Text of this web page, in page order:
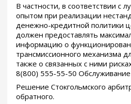
В частности, в соответствии с
опытом при реализации
денежно-кредитной политики
должен предоставлять
информацию о
трансмиссионного механизма
также о связанных с ними
8(800) 555-55-50 Обслуживание
Решение Стокгольмского
обратного.